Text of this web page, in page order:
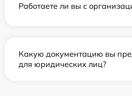
Работаете ли вы с
Какую документацию вы
для юридических лиц?